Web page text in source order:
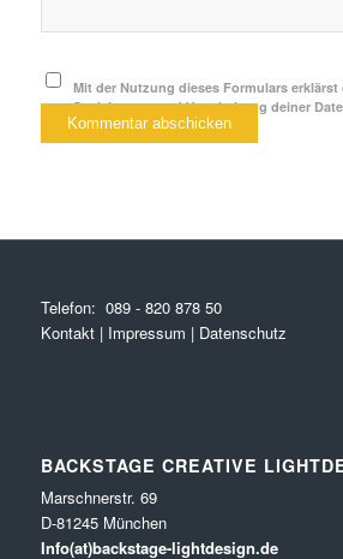
Mit der Nutzung dieses Formulars
Speicherung und Verarbeitung deiner
einverstanden.*
Telefon: 089 - 820 878 50
Kontakt| Impressum | Datenschutz
BACKSTAGE CREATIVE
Marschnerstr. 69
D-81245 München
Info(at)backstage-lightdesign.de